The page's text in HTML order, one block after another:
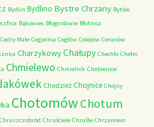
Bydlin Bydlino Bystre Chrzany Bytów
Bąkowiec Błogosławie Błotnica
Cedry Małe Cegielnia Cegłów Celejów Ceranów
CharzykowyChałupy Chechło Chełm
Chmielewo Chmielnik Chobienice
Chodzież Chojnice Chojny
ChotomówChotum
Chruszczobród Chruściele Chruśle Chrzanowo